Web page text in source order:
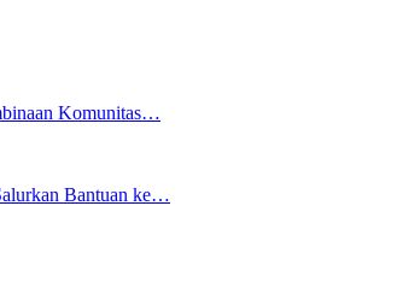
Komunitas…
Bantuan ke…